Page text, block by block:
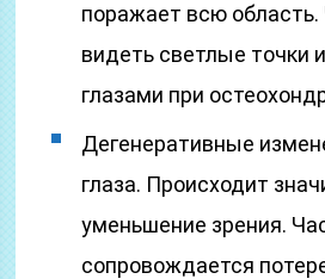
поражает всю
видеть светлые точки
глазами при
Дегенеративные
глаза. Происходит
уменьшение зрения.
сопровождается